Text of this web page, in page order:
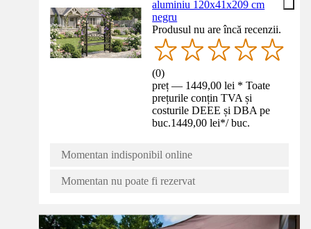
aluminiu 120x41x209 cm
negru
Produsul nu are încă recenzii.
(0)
preț — 1449,00 lei * Toate
prețurile conțin TVA și
costurile DEEE și DBA pe
buc.1449,00 lei*/ buc.
Momentan indisponibil online
Momentan nu poate fi rezervat